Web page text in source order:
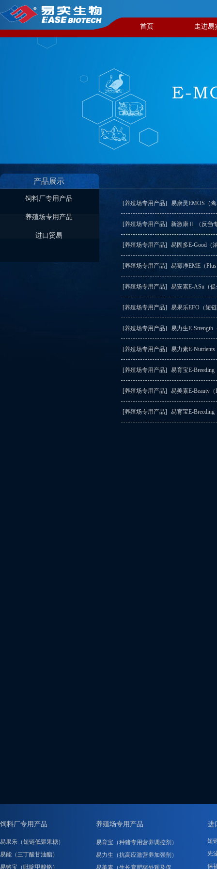
首页 走进易
产品展示
饲料厂专用产品
养殖场专用产品
进口贸易
[养殖场专用产品] 易康灵EMOS（
[养殖场专用产品] 新激康Ⅱ （反刍
[养殖场专用产品] 易固多E-Good（
[养殖场专用产品] 易霉净EME（
[养殖场专用产品] 易安素E-ASu（
[养殖场专用产品] 易果乐EFO（短
[养殖场专用产品] 易力生E-
[养殖场专用产品] 易力素E-
[养殖场专用产品] 易育宝E-
[养殖场专用产品] 易美素E-Beauty
[养殖场专用产品] 易育宝E-
饲料厂专用产品 进
易果乐（短链低聚果糖）
易能（三丁酸甘油酯）
易铬宝（吡啶甲酸铬）
易育宝（种猪专用营养调控剂）
易力生（抗高应激营养加强剂）
易美素（生长育肥猪外观及促……
短
先
保
养殖场专用产品